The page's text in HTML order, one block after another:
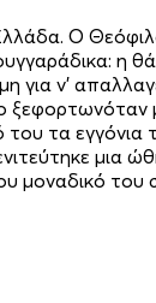
Ο
η
για ν’
του τα
μια
μοναδικό του